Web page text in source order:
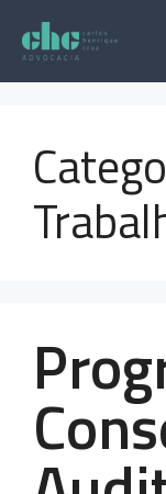
para
conteúdo